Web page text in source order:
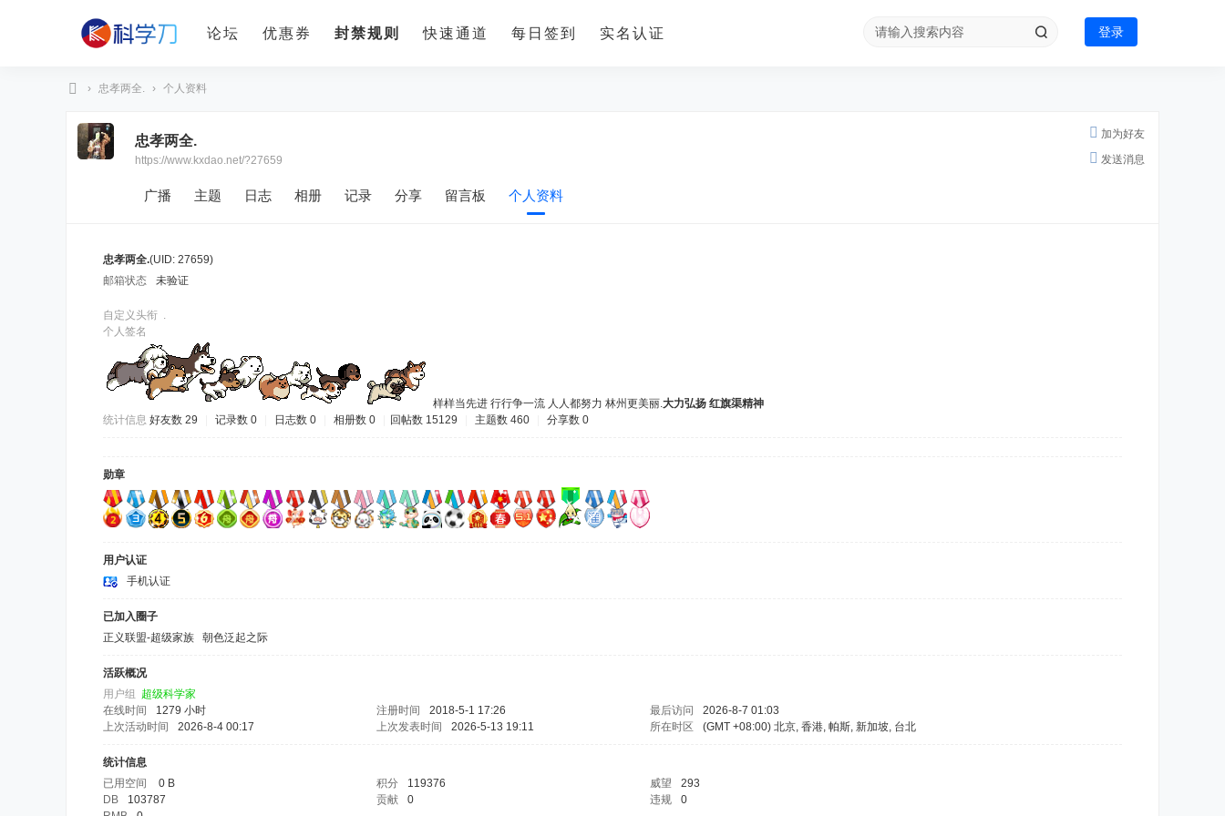
论坛 优惠券 封禁规则 快速通道 每日签到 实名认证 登录
学
› 忠孝两全. › 个人资料
加为好友
发送消息
忠孝两全.
https://www.kxdao.net/?27659
广播 主题 日志 相册 记录 分享 留言板 个人资料
忠孝两全.(UID: 27659)
邮箱状态
未验证
自定义头衔 .
个人签名
样样当先进 行行争一流 人人都努力 林州更美丽.大力弘扬 红旗渠精神
统计信息 好友数 29 记录数 0 日志数 0 相册数 0 回帖数 15129 主题数 460 分享数 0
勋章
用户认证
手机认证
已加入圈子
正义联盟-超级家族
朝色泛起之际
活跃概况
用户组 超级科学家
在线时间
1279 小时 注册时间 2018-5-1 17:26 最后访问
2026-8-7 01:03
上次活动时间
2026-8-4 00:17 上次发表时间 2026-5-13 19:11 所在时区 (GMT +08:00) 北京, 香港, 帕斯, 新加坡, 台北
统计信息
已用空间
0 B 积分 119376 威望
293
DB
103787 贡献 0 违规
0